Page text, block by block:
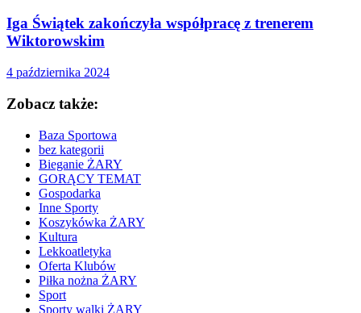
Iga Świątek zakończyła współpracę z trenerem
Wiktorowskim
4 października 2024
Zobacz także:
Baza Sportowa
bez kategorii
Bieganie ŻARY
GORĄCY TEMAT
Gospodarka
Inne Sporty
Koszykówka ŻARY
Kultura
Lekkoatletyka
Oferta Klubów
Piłka nożna ŻARY
Sport
Sporty walki ŻARY